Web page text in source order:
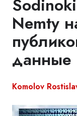
Nemty
данные
Komolov